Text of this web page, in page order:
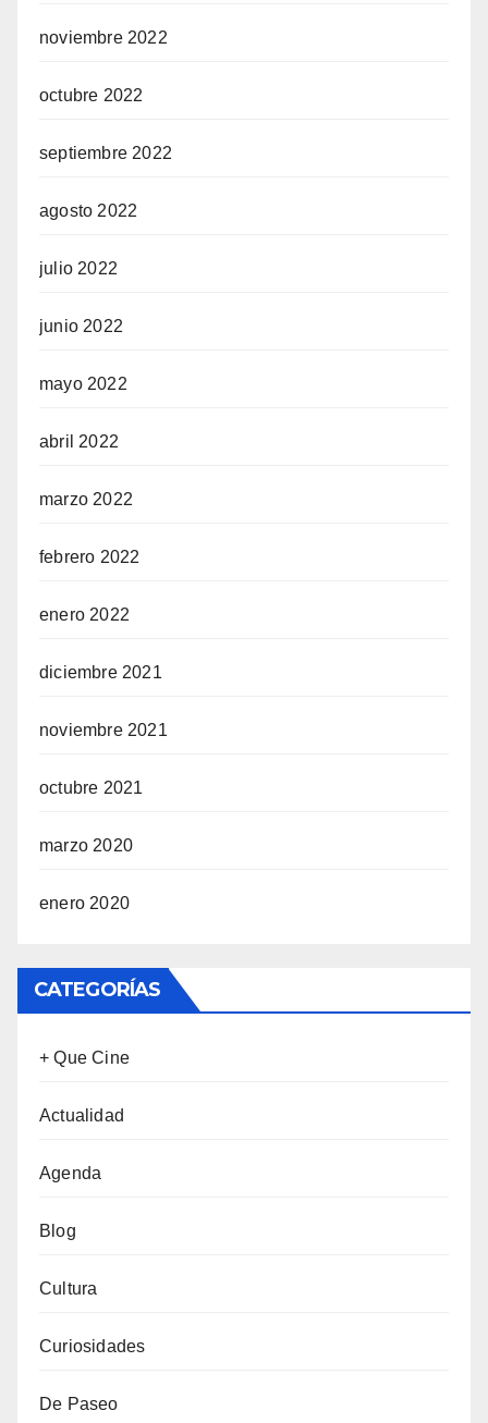
noviembre 2022
octubre 2022
septiembre 2022
agosto 2022
julio 2022
junio 2022
mayo 2022
abril 2022
marzo 2022
febrero 2022
enero 2022
diciembre 2021
noviembre 2021
octubre 2021
marzo 2020
enero 2020
CATEGORÍAS
+ Que Cine
Actualidad
Agenda
Blog
Cultura
Curiosidades
De Paseo